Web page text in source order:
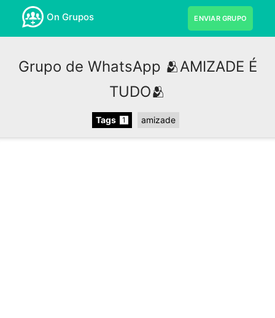
On Grupos ENVIAR GRUPO
Grupo de WhatsApp 🫂AMIZADE É
TUDO🫂
Tags 1 amizade